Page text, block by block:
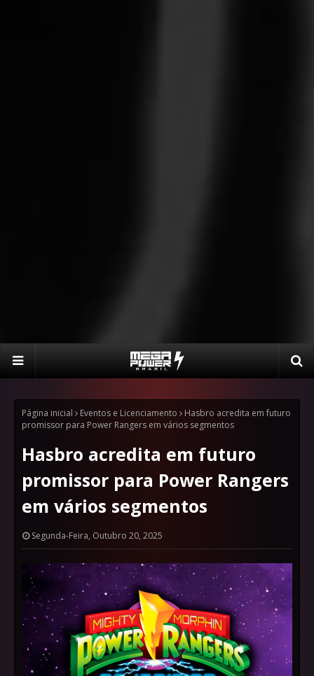
Página inicial Eventos e Licenciamento
Hasbro acredita em futuro
promissor para Power Rangers em vários segmentos
Hasbro acredita em futuro
promissor para Power Rangers
em vários segmentos
Segunda-Feira, Outubro 20, 2025